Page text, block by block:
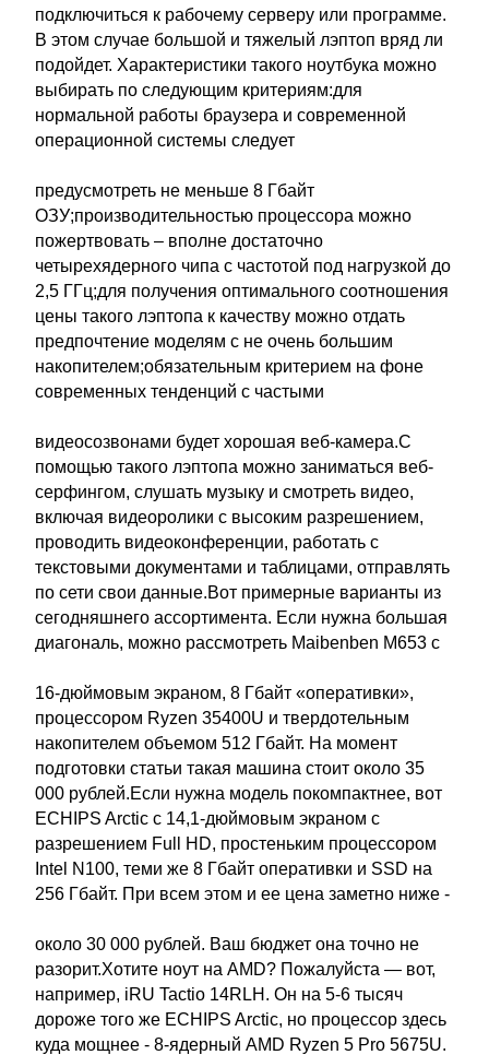
подключиться к рабочему серверу или программе.
В этом случае большой и тяжелый лэптоп вряд ли
подойдет. Характеристики такого ноутбука можно
выбирать по следующим критериям:для
нормальной работы браузера и современной
операционной системы следует
предусмотреть не меньше 8 Гбайт
ОЗУ;производительностью процессора можно
пожертвовать – вполне достаточно
четырехядерного чипа с частотой под нагрузкой до
2,5 ГГц;для получения оптимального соотношения
цены такого лэптопа к качеству можно отдать
предпочтение моделям с не очень большим
накопителем;обязательным критерием на фоне
современных тенденций с частыми
видеосозвонами будет хорошая веб-камера.С
помощью такого лэптопа можно заниматься веб-
серфингом, слушать музыку и смотреть видео,
включая видеоролики с высоким разрешением,
проводить видеоконференции, работать с
текстовыми документами и таблицами, отправлять
по сети свои данные.Вот примерные варианты из
сегодняшнего ассортимента. Если нужна большая
диагональ, можно рассмотреть Maibenben M653 с
16-дюймовым экраном, 8 Гбайт «оперативки»,
процессором Ryzen 35400U и твердотельным
накопителем объемом 512 Гбайт. На момент
подготовки статьи такая машина стоит около 35
000 рублей.Если нужна модель покомпактнее, вот
ECHIPS Arctic с 14,1-дюймовым экраном с
разрешением Full HD, простеньким процессором
Intel N100, теми же 8 Гбайт оперативки и SSD на
256 Гбайт. При всем этом и ее цена заметно ниже -
около 30 000 рублей. Ваш бюджет она точно не
разорит.Хотите ноут на AMD? Пожалуйста — вот,
например, iRU Tactio 14RLH. Он на 5-6 тысяч
дороже того же ECHIPS Arctic, но процессор здесь
куда мощнее - 8-ядерный AMD Ryzen 5 Pro 5675U.